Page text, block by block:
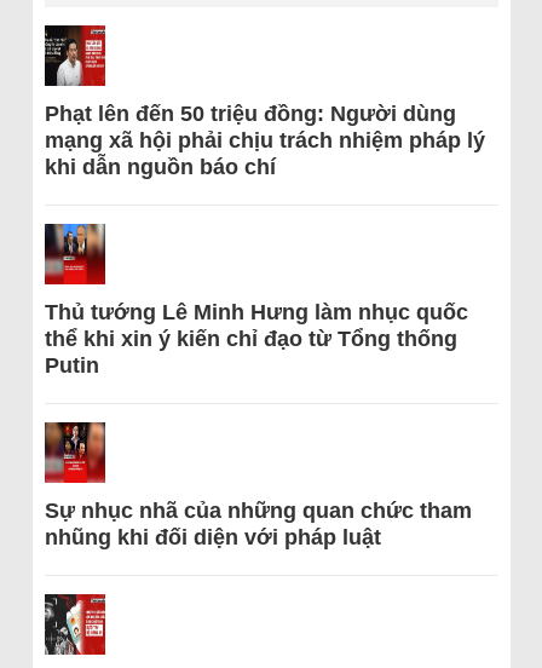
Phạt lên đến 50 triệu đồng: Người dùng
mạng xã hội phải chịu trách nhiệm pháp lý
khi dẫn nguồn báo chí
Thủ tướng Lê Minh Hưng làm nhục quốc
thể khi xin ý kiến chỉ đạo từ Tổng thống
Putin
Sự nhục nhã của những quan chức tham
nhũng khi đối diện với pháp luật